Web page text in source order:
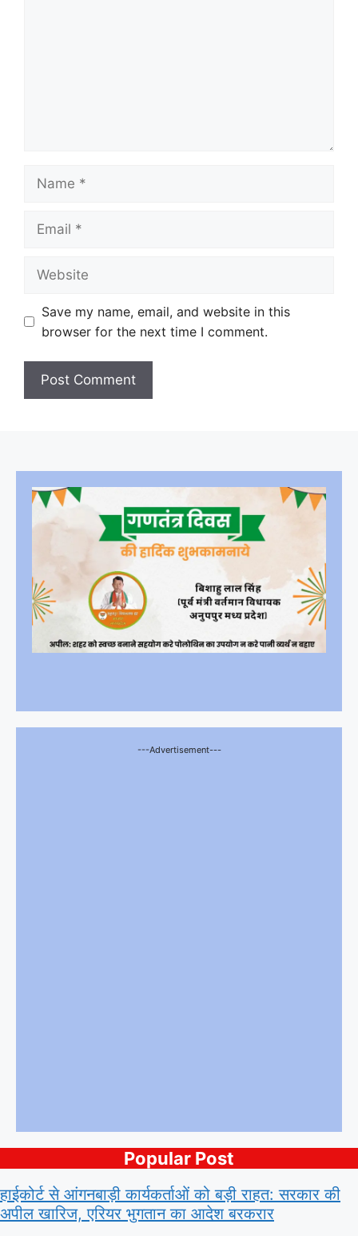
Save my name, email, and website in this
browser for the next time I comment.
---Advertisement---
Popular Post
हाईकोर्ट से आंगनबाड़ी कार्यकर्ताओं को बड़ी राहत: सरकार की
अपील खारिज, एरियर भुगतान का आदेश बरकरार